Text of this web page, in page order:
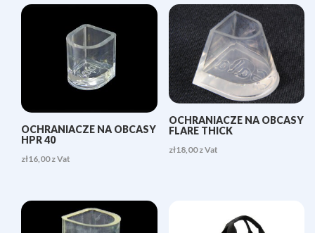
OCHRANIACZE NA OBCASY
HPR 40
zł16,00 z Vat
OCHRANIACZE NA OBCASY
FLARE THICK
zł18,00 z Vat